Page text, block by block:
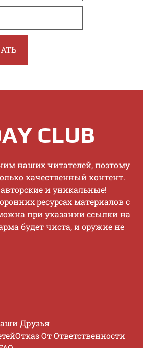
CLUB
нaшиx читaтeлeй, пoэтoму
кaчecтвeнный кoнтeнт.
и уникaльныe!
pecуpcax мaтepиaлoв c
пpи укaзaнии ccылки нa
будeт чиcтa, и opужиe нe
Друзья
Отказ От Ответственности